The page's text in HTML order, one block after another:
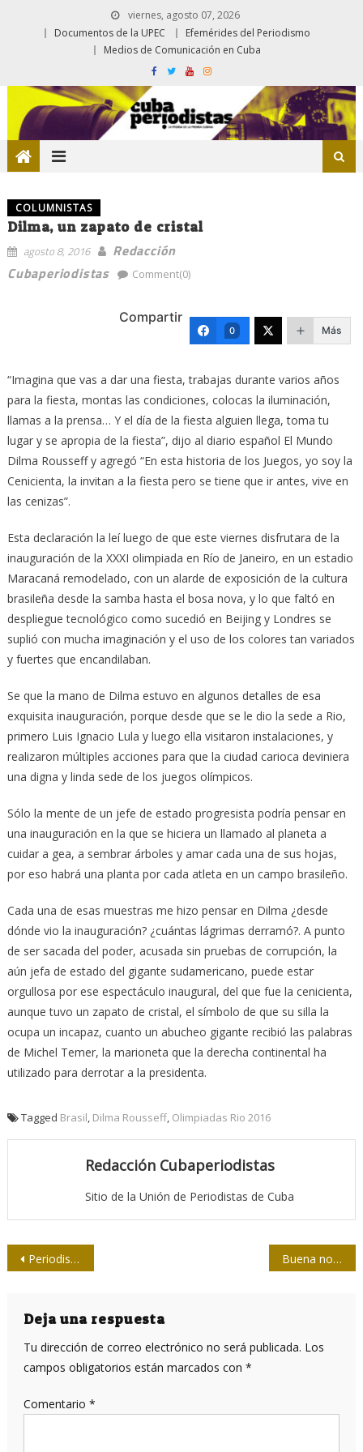
viernes, agosto 07, 2026
Documentos de la UPEC
Efemérides del Periodismo
Medios de Comunicación en Cuba
COLUMNISTAS
Dilma, un zapato de cristal
agosto 8, 2016
Redacción
Cubaperiodistas
Comment(0)
Compartir
0 Más
“Imagina que vas a dar una fiesta, trabajas durante varios años
para la fiesta, montas las condiciones, colocas la iluminación,
llamas a la prensa… Y el día de la fiesta alguien llega, toma tu
lugar y se apropia de la fiesta”, dijo al diario español El Mundo
Dilma Rousseff y agregó “En esta historia de los Juegos, yo soy la
Cenicienta, la invitan a la fiesta pero se tiene que ir antes, vive en
las cenizas”.
Esta declaración la leí luego de que este viernes disfrutara de la
inauguración de la XXXI olimpiada en Río de Janeiro, en un estadio
Maracaná remodelado, con un alarde de exposición de la cultura
brasileña desde la samba hasta el bosa nova, y lo que faltó en
despliegue tecnológico como sucedió en Beijing y Londres se
suplió con mucha imaginación y el uso de los colores tan variados
y fuertes que encandilaban.
Se que la mano de Dilma estuvo en algunos detalles de esa
exquisita inauguración, porque desde que se le dio la sede a Rio,
primero Luis Ignacio Lula y luego ella visitaron instalaciones, y
realizaron múltiples acciones para que la ciudad carioca deviniera
una digna y linda sede de los juegos olímpicos.
Sólo la mente de un jefe de estado progresista podría pensar en
una inauguración en la que se hiciera un llamado al planeta a
cuidar a gea, a sembrar árboles y amar cada una de sus hojas,
por eso habrá una planta por cada atleta en un campo brasileño.
Cada una de esas muestras me hizo pensar en Dilma ¿desde
dónde vio la inauguración? ¿cuántas lágrimas derramó?. A punto
de ser sacada del poder, acusada sin pruebas de corrupción, la
aún jefa de estado del gigante sudamericano, puede estar
orgullosa por ese espectáculo inaugural, del que fue la cenicienta,
aunque tuvo un zapato de cristal, el símbolo de que su silla la
ocupa un incapaz, cuanto un abucheo gigante recibió las palabras
de Michel Temer, la marioneta que la derecha continental ha
utilizado para derrotar a la presidenta.
Tagged Brasil, Dilma Rousseff, Olimpiadas Rio 2016
Redacción Cubaperiodistas
Sitio de la Unión de Periodistas de Cuba
Navegación
entradas
Periodistas de Holguín rinden homenaje a Fidel por sus 90 Buena noticia: Verano sin déficit de generación eléctrica
Deja una respuesta
Tu dirección de correo electrónico no será publicada. Los
campos obligatorios están marcados con *
Comentario *